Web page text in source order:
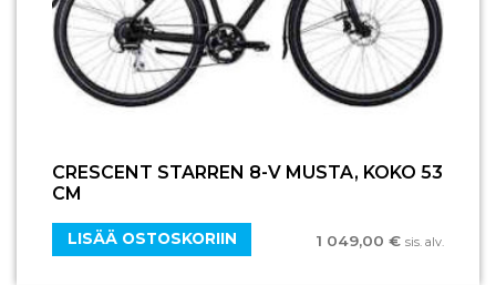
CRESCENT STARREN 8-V MUSTA, KOKO 53
CM
1 049,00 € sis. alv.
LISÄÄ OSTOSKORIIN